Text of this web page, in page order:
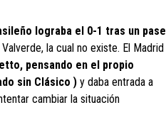
lograba el 0-1 tras un pase
la cual no existe. El Madrid
pensando en el propio
sin Clásico ) y daba entrada a
cambiar la situación